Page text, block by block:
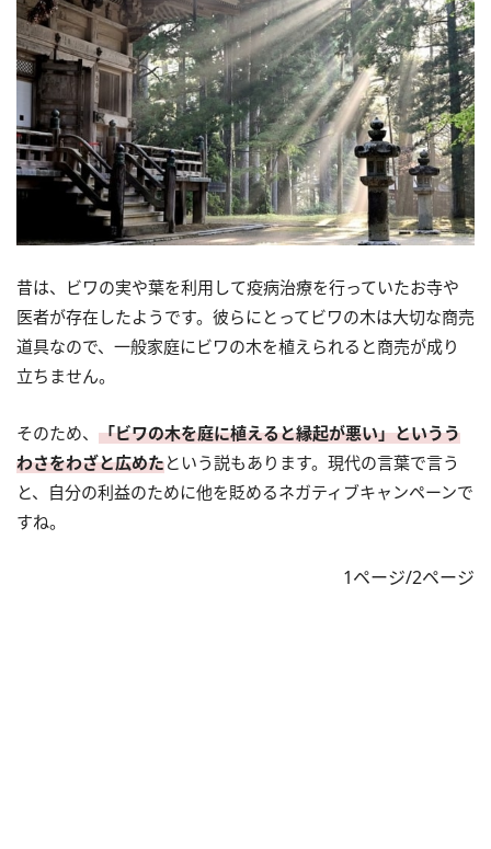
昔は、ビワの実や葉を利用して疫病治療を行っていたお寺や
医者が存在したようです。彼らにとってビワの木は大切な商売
道具なので、一般家庭にビワの木を植えられると商売が成り
立ちません。
そのため、 「ビワの木を庭に植えると縁起が悪い」というう
わさをわざと広めたという説もあります。現代の言葉で言う
と、自分の利益のために他を貶めるネガティブキャンペーンで
すね。
1ページ/2ページ